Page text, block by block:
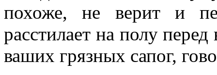
похоже, не верит и
расстилает на полу
ваших грязных сапог,